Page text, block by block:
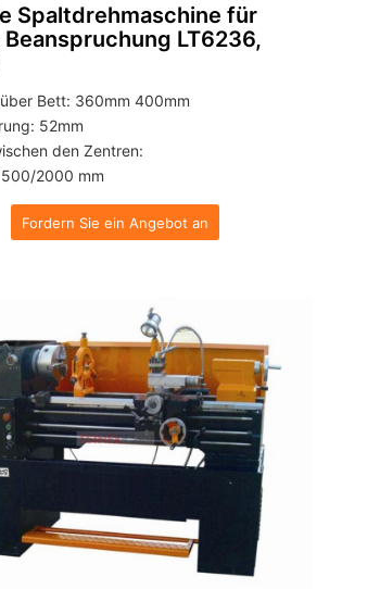
Spaltdrehmaschine für
LT6236,
Bett: 360mm 400mm
52mm
den Zentren:
2000 mm
Fordern Sie ein Angebot an